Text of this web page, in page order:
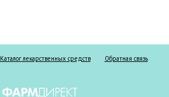
Каталог лекарственных средств Обратная связь